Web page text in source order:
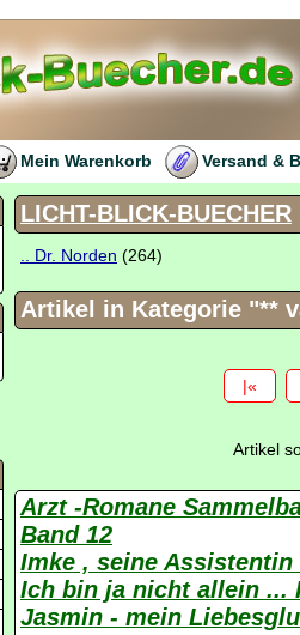
Mein Warenkorb Versand &
LICHT-BLICK-BUECHER
.. Dr. Norden (264)
Artikel in Kategorie "**
|«
Artikel
Arzt -Romane
Band 12
Imke , seine Assistentin
Ich bin ja nicht allein ...
Jasmin - mein